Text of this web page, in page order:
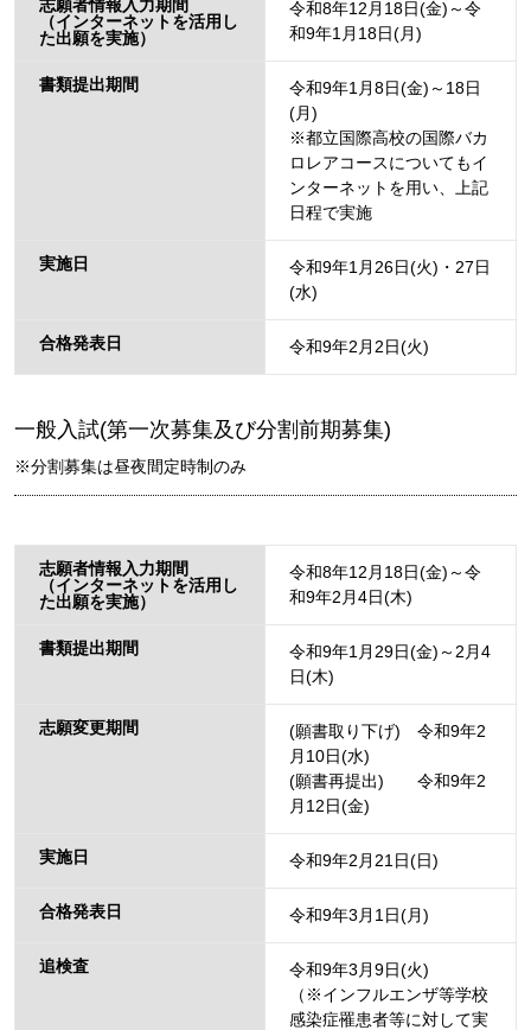
志願者情報入力期間
（インターネットを活用し
た出願を実施）
令和8年12月18日(金)～令
和9年1月18日(月)
書類提出期間
令和9年1月8日(金)～18日
(月)
※都立国際高校の国際バカ
ロレアコースについてもイ
ンターネットを用い、上記
日程で実施
実施日
令和9年1月26日(火)・27日
(水)
合格発表日 令和9年2月2日(火)
一般入試(第一次募集及び分割前期募集)
※分割募集は昼夜間定時制のみ
志願者情報入力期間
（インターネットを活用し
た出願を実施）
令和8年12月18日(金)～令
和9年2月4日(木)
書類提出期間
令和9年1月29日(金)～2月4
日(木)
志願変更期間
(願書取り下げ) 令和9年2
月10日(水)
(願書再提出) 令和9年2
月12日(金)
実施日 令和9年2月21日(日)
合格発表日 令和9年3月1日(月)
追検査
令和9年3月9日(火)
（※インフルエンザ等学校
感染症罹患者等に対して実